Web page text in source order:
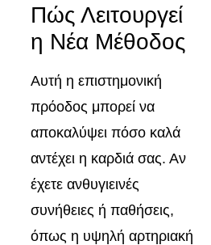
Πώς Λειτουργεί
η Νέα Μέθοδος
Αυτή η επιστημονική
πρόοδος μπορεί να
αποκαλύψει πόσο καλά
αντέχει η καρδιά σας. Αν
έχετε ανθυγιεινές
συνήθειες ή παθήσεις,
όπως η υψηλή αρτηριακή